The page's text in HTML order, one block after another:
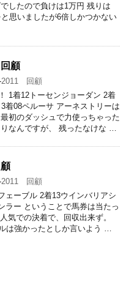
したので負けは1万円 残りは
思いましたが6倍しかつかない
顧
2011 回顧
1着12トーセンジョーダン 2着
着08ペルーサ アーネストリーは
初のダッシュで力使っちゃった
なんですが、 残ったなけな …
2011 回顧
ェーブル 2着13ウインバリアシ
ラー ということで馬券は当たっ
気での決着で、回収出来ず。
は強かったとしか言いよう …